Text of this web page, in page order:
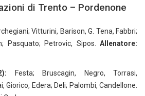
di Trento – Pordenone
Vitturini, Barison, G. Tena, Fabbri;
Pasquato; Petrovic, Sipos. Allenatore:
Festa; Bruscagin, Negro, Torrasi,
Giorico, Edera; Deli; Palombi, Candellone.